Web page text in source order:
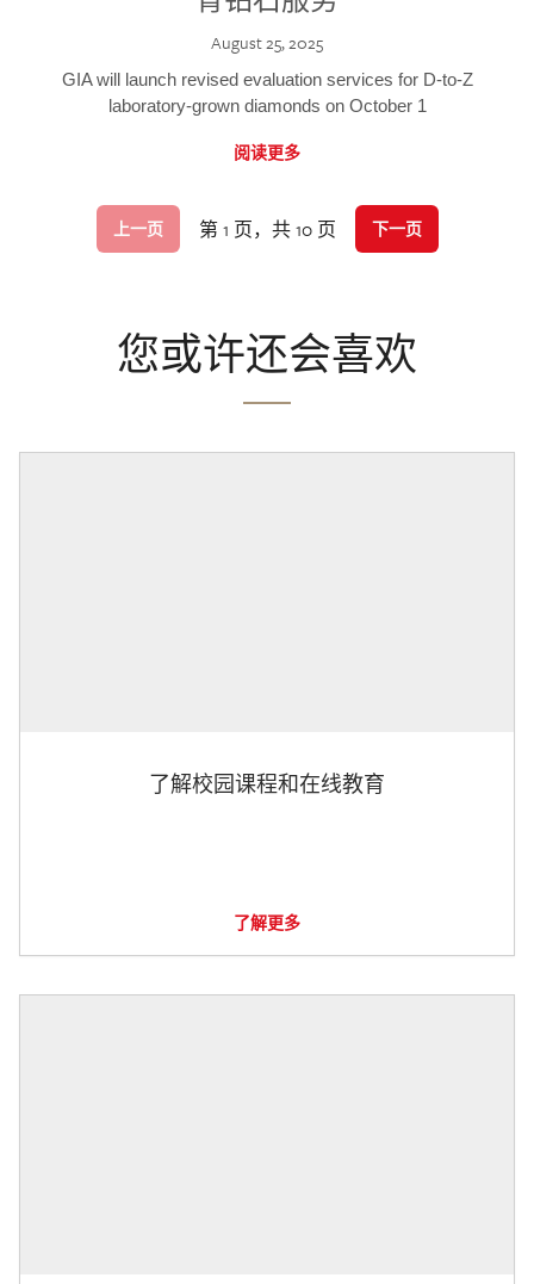
August 25, 2025
GIA will launch revised evaluation services for D-to-Z
laboratory-grown diamonds on October 1
阅读更多
上一页 第 1 页，共 10 页 下一页
您或许还会喜欢
了解校园课程和在线教育
了解更多